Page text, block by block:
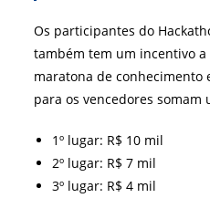
Os participantes do
também tem um incentivo
maratona de conhecimento
para os vencedores
1º lugar: R$ 10 mil
2º lugar: R$ 7 mil
3º lugar: R$ 4 mil